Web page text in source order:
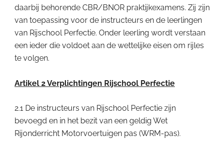
daarbij behorende CBR/BNOR praktijkexamens. Zij zijn
van toepassing voor de instructeurs en de leerlingen
van Rijschool Perfectie. Onder leerling wordt verstaan
een ieder die voldoet aan de wettelijke eisen om rijles
te volgen.
Artikel 2 Verplichtingen Rijschool Perfectie
2.1 De instructeurs van Rijschool Perfectie zijn
bevoegd en in het bezit van een geldig Wet
Rijonderricht Motorvoertuigen pas (WRM-pas).